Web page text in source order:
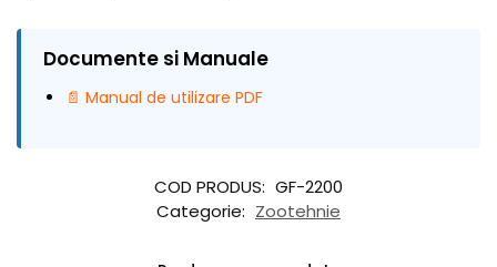
Documente si Manuale
📄 Manual de utilizare PDF
COD PRODUS: GF-2200
Categorie: Zootehnie